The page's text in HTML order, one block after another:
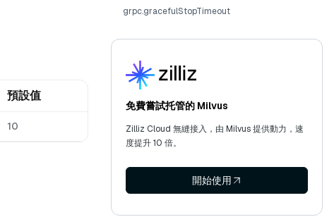
預設值
10
grpc.gracefulStopTimeout
免費嘗試托管的 Milvus
Zilliz Cloud 無縫接入，由 Milvus 提供動力，速
度提升 10 倍。
開始使用